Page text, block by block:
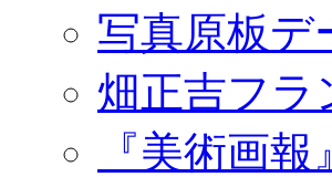
写真原板デ
畑正吉フラ
『美術画